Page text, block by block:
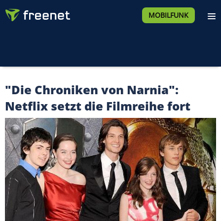
MOBILFUNK
"Die Chroniken von Narnia":
Netflix setzt die Filmreihe fort